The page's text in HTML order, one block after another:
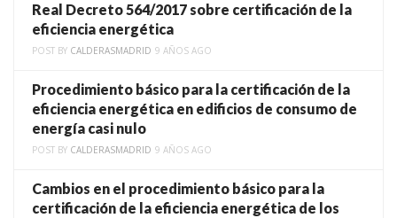
Real Decreto 564/2017 sobre certificación de la
eficiencia energética
POST BY CALDERASMADRID 9 AÑOS AGO
Procedimiento básico para la certificación de la
eficiencia energética en edificios de consumo de
energía casi nulo
POST BY CALDERASMADRID 9 AÑOS AGO
Cambios en el procedimiento básico para la
certificación de la eficiencia energética de los